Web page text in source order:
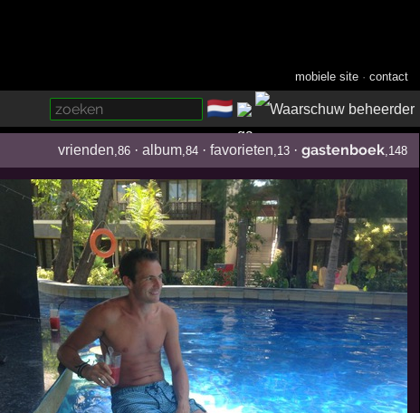
mobiele site ·contact
🇳🇱
vrienden ,86 ·album ,84 ·favorieten ,13 ·gastenboek ,148